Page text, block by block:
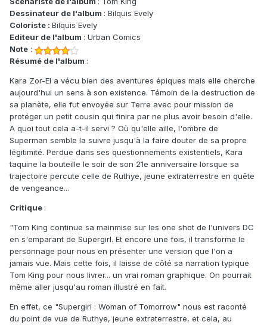
Dessinateur de l'album : Bilquis Evely
Coloriste : Bilquis Evely
Editeur de l'album : Urban Comics
Note :
Résumé de l'album :
Kara Zor-El a vécu bien des aventures épiques mais elle cherche
aujourd'hui un sens à son existence. Témoin de la destruction de
sa planète, elle fut envoyée sur Terre avec pour mission de
protéger un petit cousin qui finira par ne plus avoir besoin d'elle.
A quoi tout cela a-t-il servi ? Où qu'elle aille, l'ombre de
Superman semble la suivre jusqu'à la faire douter de sa propre
légitimité. Perdue dans ses questionnements existentiels, Kara
taquine la bouteille le soir de son 21e anniversaire lorsque sa
trajectoire percute celle de Ruthye, jeune extraterrestre en quête
de vengeance...
Critique :
"Tom King continue sa mainmise sur les one shot de l'univers DC
en s'emparant de Supergirl. Et encore une fois, il transforme le
personnage pour nous en présenter une version que l'on a
jamais vue. Mais cette fois, il laisse de côté sa narration typique
Tom King pour nous livrer... un vrai roman graphique. On pourrait
même aller jusqu'au roman illustré en fait.
En effet, ce "Supergirl : Woman of Tomorrow" nous est raconté
du point de vue de Ruthye, jeune extraterrestre, et cela, au